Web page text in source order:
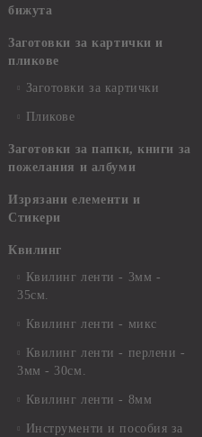
бижута
Заготовки за картички и
пликове
Заготовки за картички
Пликове
Заготовки за папки, книги за
пожелания и албуми
Изрязани елементи и
Стикери
Квилинг
Квилинг ленти - 3мм -
35см.
Квилинг ленти - микс
Квилинг ленти - перлени -
3мм - 30см.
Квилинг ленти - 8мм
Инструменти и пособия за